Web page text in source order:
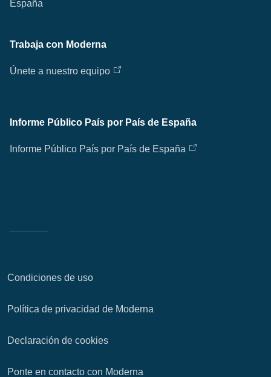
España
Trabaja con Moderna
Únete a nuestro equipo
Informe Público País por País de España
Informe Público País por País de España
Condiciones de uso
Política de privacidad de Moderna
Declaración de cookies
Ponte en contacto con Moderna